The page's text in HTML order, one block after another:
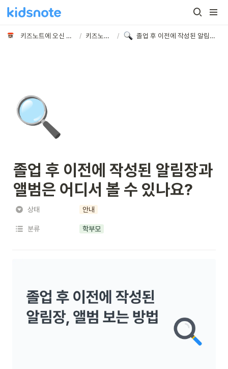
키즈노트에 오신 것을 환영합니다 / 키즈노트 안내 / 졸업 후 이전에 작성된 알림장과 앨범은 어디서 볼 수 있나요?
🔍
졸업 후 이전에 작성된 알림장과
앨범은 어디서 볼 수 있나요?
상태 안내
분류 학부모